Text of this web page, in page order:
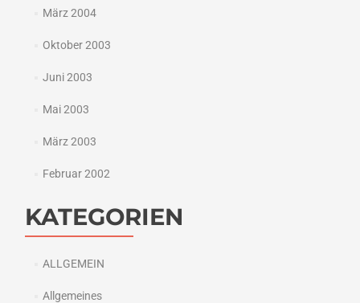
März 2004
Oktober 2003
Juni 2003
Mai 2003
März 2003
Februar 2002
KATEGORIEN
ALLGEMEIN
Allgemeines